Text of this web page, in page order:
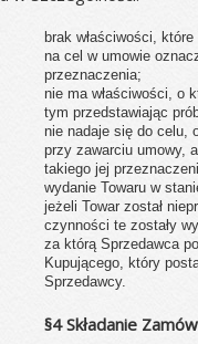
brak właściwości,
na cel w umowie
przeznaczenia;
nie ma właściwości, o
tym przedstawiając
nie nadaje się do celu,
przy zawarciu umowy,
takiego jej
wydanie Towaru w
jeżeli Towar został
czynności te zostały
za którą Sprzedawca
Kupującego, który
Sprzedawcy.
§4 Składanie